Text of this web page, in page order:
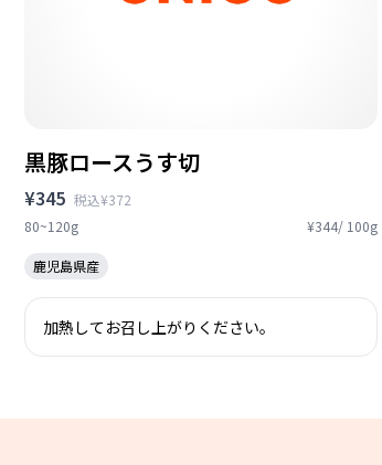
黒豚ロースうす切
¥345 税込¥372
80~120g
¥344/ 100g
鹿児島県産
加熱してお召し上がりください。